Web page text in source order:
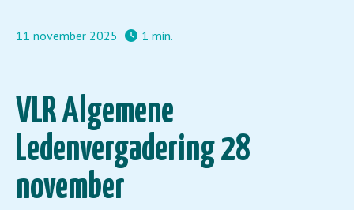
11 november 2025 1 min.
VLR Algemene
Ledenvergadering 28
november